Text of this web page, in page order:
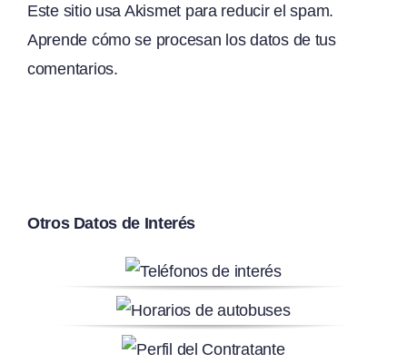
Este sitio usa Akismet para reducir el spam.
Aprende cómo se procesan los datos de tus
comentarios.
Otros Datos de Interés